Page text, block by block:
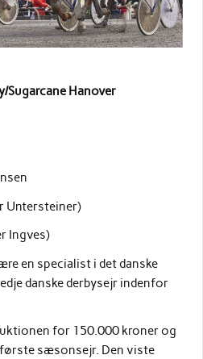
Sugarcane Hanover
Untersteiner)
Ingves)
en specialist i det danske
danske derbysejr indenfor
for 150.000 kroner og
sæsonsejr. Den viste